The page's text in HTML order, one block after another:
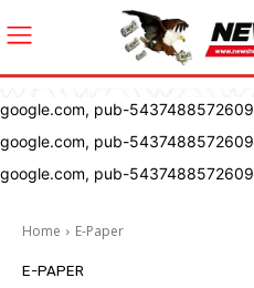
google.com, pub-
google.com, pub-
google.com, pub-
Home E-Paper
E-PAPER